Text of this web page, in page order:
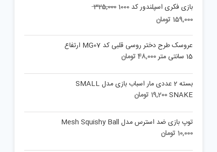
بازی فکری اسپلندور کد 1000 325,000
Original
325,000 تومان.
159,000 تومان
is:
159,000 تومان.
عروسک طرح دختر روسی قلبی کد MG07 ارتفاع
15 سانتی متر
48,000تومان
بسته 2 عددی مار اسباب بازی مدل SMALL
SNAKE
19,200 تومان
توپ بازی ضد استرس مدل Mesh Squishy Ball
10,000 تومان